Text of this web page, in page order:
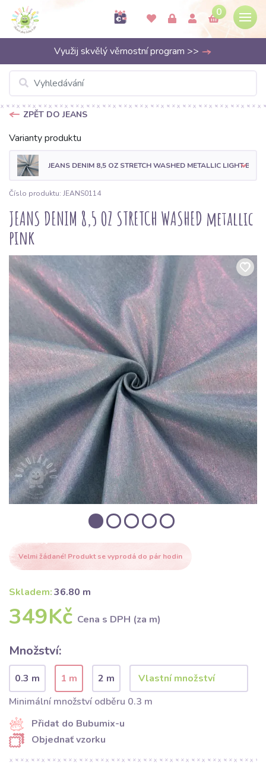
0
Využij skvělý věrnostní program >>
ZPĚT DO JEANS
Varianty produktu
JEANS DENIM 8,5 OZ STRETCH WASHED METALLIC LIGHT
Číslo produktu: JEANS0114
JEANS DENIM 8,5 OZ STRETCH WASHED metallic
pink
Velmi žádané! Produkt se vyprodá do pár hodin
Skladem:36.80 m
349Kč Cena s DPH (za m)
Množství:
0.3 m 1 m
2 m
Minimální množství odběru 0.3 m
Přidat do Bubumix-u
Objednať vzorku